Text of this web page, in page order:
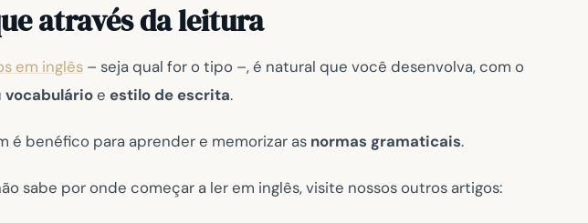
através da leitura
em inglês – seja qual for o tipo –, é natural que você desenvolva, com o
vocabulárioe estilo de escrita.
é benéfico para aprender e memorizar as normas gramaticais.
sabe por onde começar a ler em inglês, visite nossos outros artigos: